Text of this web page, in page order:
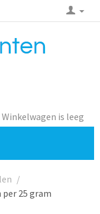
Winkelwagen is leeg
/
25 gram